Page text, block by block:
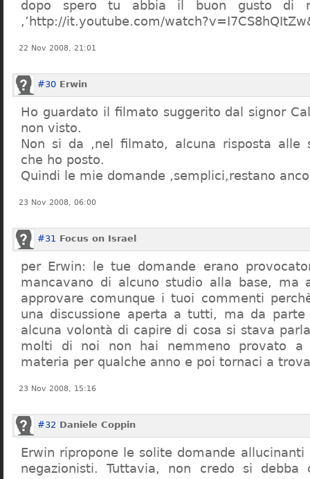
dopo spero tu abbia il buon gusto di
,’http://it.youtube.com/
22 Nov 2008, 21:01
#30 Erwin
Ho guardato il filmato suggerito dal signor
non visto.
Non si da ,nel filmato, alcuna risposta alle
che ho posto.
Quindi le mie domande ,semplici,restano
23 Nov 2008, 06:00
#31 Focus on Israel
per Erwin: le tue domande erano
mancavano di alcuno studio alla base, ma
approvare comunque i tuoi commenti
una discussione aperta a tutti, ma da parte
alcuna volontà di capire di cosa si stava
molti di noi non hai nemmeno provato a
materia per qualche anno e poi tornaci a
23 Nov 2008, 15:16
#32 Daniele Coppin
Erwin ripropone le solite domande
negazionisti. Tuttavia, non credo si debba